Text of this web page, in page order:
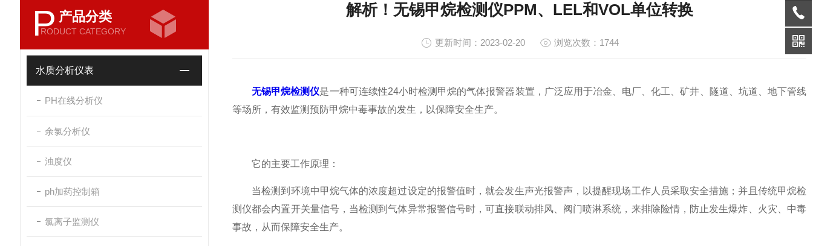
P 产品分类
RODUCT CATEGORY
水质分析仪表
PH在线分析仪
余氯分析仪
浊度仪
ph加药控制箱
氯离子监测仪
解析！无锡甲烷检测仪PPM、LEL和VOL单位转换
更新时间：2023-02-20 浏览次数：1744
无锡甲烷检测仪是一种可连续性24小时检测甲烷的气体报警器装置，广泛应用于冶金、电厂、化工、矿井、隧道、坑道、地下管线
等场所，有效监测预防甲烷中毒事故的发生，以保障安全生产。
它的主要工作原理：
当检测到环境中甲烷气体的浓度超过设定的报警值时，就会发生声光报警声，以提醒现场工作人员采取安全措施；并且传统甲烷检
测仪都会内置开关量信号，当检测到气体异常报警信号时，可直接联动排风、阀门喷淋系统，来排除险情，防止发生爆炸、火灾、中毒
事故，从而保障安全生产。